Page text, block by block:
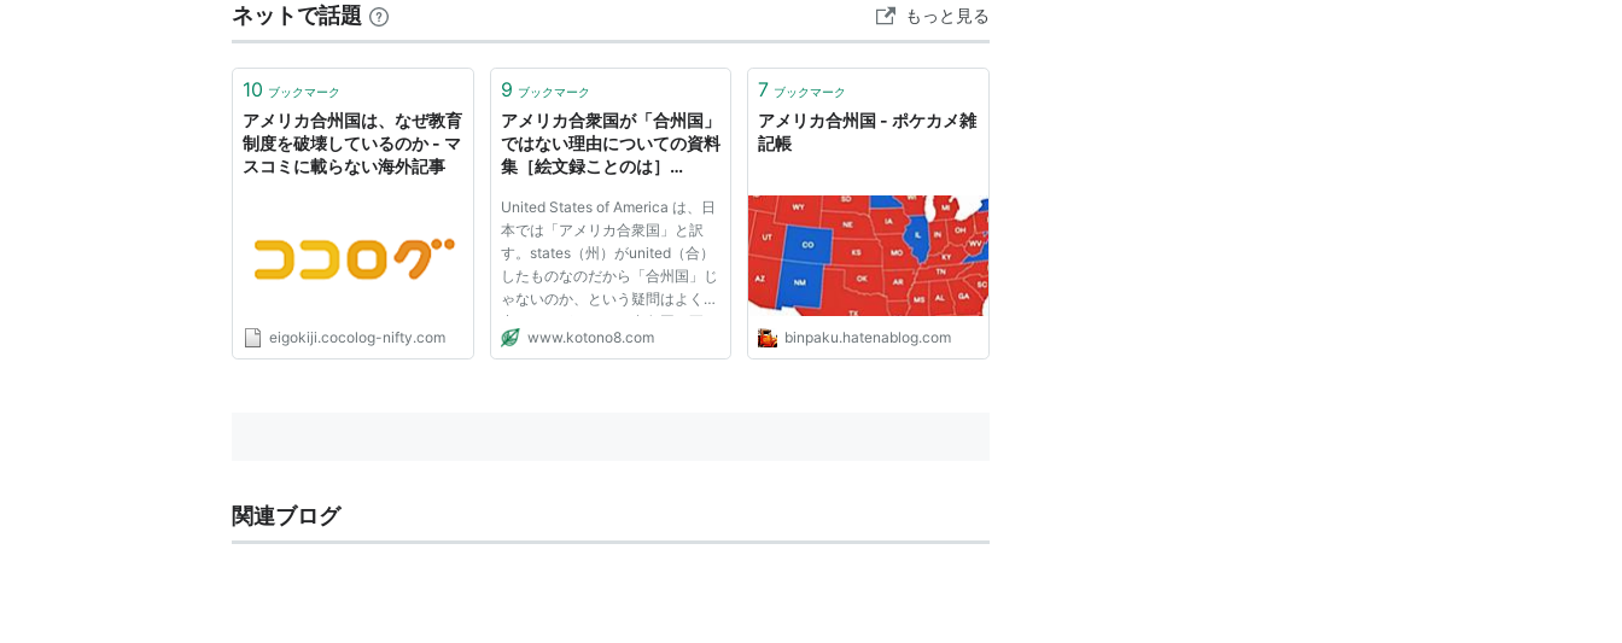
ネットで話題 もっと見る
10 ブックマーク
アメリカ合州国は、なぜ教育
制度を破壊しているのか - マ
スコミに載らない海外記事
eigokiji.cocolog-nifty.com
9 ブックマーク
アメリカ合衆国が「合州国」
ではない理由についての資料
集［絵文録ことのは］
United States of America は、日
本では「アメリカ合衆国」と訳
す。states（州）がunited（合）
したものなのだから「合州国」じ
ゃないのか、という疑問はよく提
出されるが、これは合衆国で正し
い。 「合衆」というのは今の
www.kotono8.com
7 ブックマーク
アメリカ合州国 - ポケカメ雑
記帳
binpaku.hatenablog.com
関連ブログ